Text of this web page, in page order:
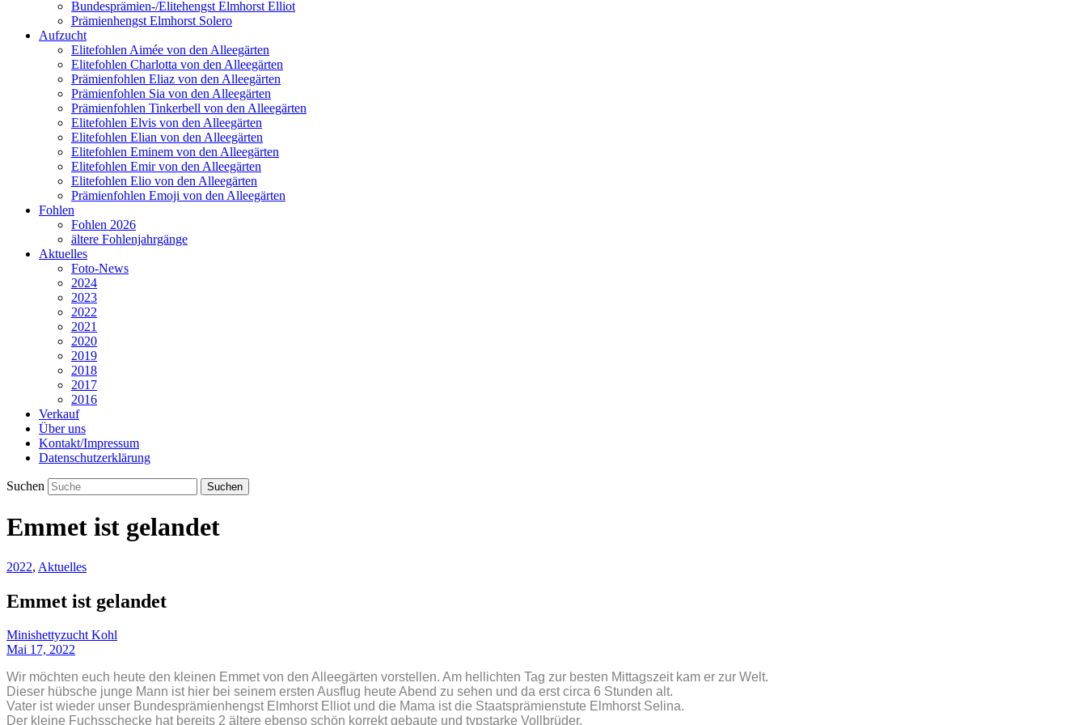
Bundesprämien-/Elitehengst Elmhorst Elliot
Prämienhengst Elmhorst Solero
Aufzucht
Elitefohlen Aimée von den Alleegärten
Elitefohlen Charlotta von den Alleegärten
Prämienfohlen Eliaz von den Alleegärten
Prämienfohlen Sia von den Alleegärten
Prämienfohlen Tinkerbell von den Alleegärten
Elitefohlen Elvis von den Alleegärten
Elitefohlen Elian von den Alleegärten
Elitefohlen Eminem von den Alleegärten
Elitefohlen Emir von den Alleegärten
Elitefohlen Elio von den Alleegärten
Prämienfohlen Emoji von den Alleegärten
Fohlen
Fohlen 2026
ältere Fohlenjahrgänge
Aktuelles
Foto-News
2024
2023
2022
2021
2020
2019
2018
2017
2016
Verkauf
Über uns
Kontakt/Impressum
Datenschutzerklärung
Suchen
Emmet ist gelandet
2022, Aktuelles
Emmet ist gelandet
Minishettyzucht Kohl
Mai 17, 2022
Wir möchten euch heute den kleinen Emmet von den Alleegärten vorstellen. Am hellichten Tag zur besten Mittagszeit kam er zur Welt.
Dieser hübsche junge Mann ist hier bei seinem ersten Ausflug heute Abend zu sehen und da erst circa 6 Stunden alt.
Vater ist wieder unser Bundesprämienhengst Elmhorst Elliot und die Mama ist die Staatsprämienstute Elmhorst Selina.
Der kleine Fuchsschecke hat bereits 2 ältere ebenso schön korrekt gebaute und typstarke Vollbrüder.